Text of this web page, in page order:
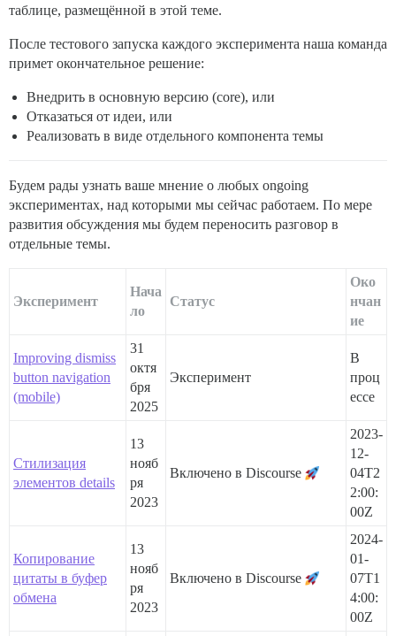
таблице, размещённой в этой теме.
После тестового запуска каждого эксперимента наша команда
примет окончательное решение:
Внедрить в основную версию (core), или
Отказаться от идеи, или
Реализовать в виде отдельного компонента темы
Будем рады узнать ваше мнение о любых ongoing
экспериментах, над которыми мы сейчас работаем. По мере
развития обсуждения мы будем переносить разговор в
отдельные темы.
Эксперимент
Нача
ло
Статус
Око
нчан
ие
Improving dismiss
button navigation
(mobile)
31
октя
бря
2025
Эксперимент
В
проц
ессе
Стилизация
элементов details
13
нояб
ря
2023
Включено в Discourse
2023-
12-
04T2
2:00:
00Z
Копирование
цитаты в буфер
обмена
13
нояб
ря
2023
Включено в Discourse
2024-
01-
07T1
4:00:
00Z